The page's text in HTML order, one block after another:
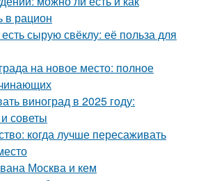
в рацион
сырую свёклу: её польза для
на новое место: полное
виноград в 2025 году:
советы
когда лучше пересаживать
Москва и кем